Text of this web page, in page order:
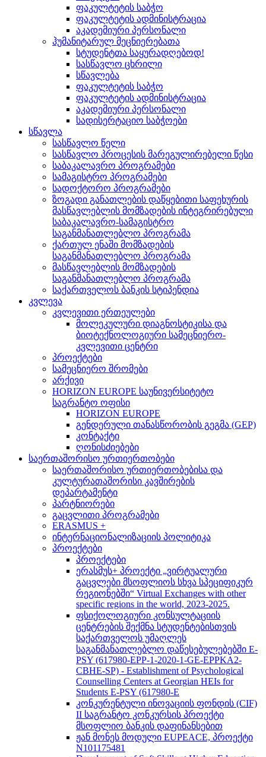
ფაკულტეტის საბჭო
ფაკულტეტის ადმინისტრაცია
აკადემიური პერსონალი
ჰუმანიტარულ მეცნიერებათა
სტუდენტთა საყურადღებოდ!
სასწავლო ცხრილი
სწავლება
ფაკულტეტის საბჭო
ფაკულტეტის ადმინისტრაცია
აკადემიური პერსონალი
სადისერტაციო საბჭოები
სწავლა
სასწავლო წელი
სასწავლო პროცესის მარეგულირებელი წესი
საბაკალავრო პროგრამები
სამაგისტრო პროგრამები
სადოქტორო პროგრამები
ზოგადი განათლების დაწყებითი საფეხურის
მასწავლებლის მომზადების ინტეგრირებული
საბაკალავრო-სამაგისტრო
საგანმანათლებლო პროგრამა
ქართულ ენაში მომზადების
საგანმანათლებლო პროგრამა
მასწავლებლის მომზადების
საგანმანათლებლო პროგრამა
საქართველოს ბანკის სტიპენდია
კვლევა
კვლევითი ერთეულები
მოლეკულური დიაგნოსტიკისა და
ბიოტექნოლოგიური სამეცნიერო-
კვლევითი ცენტრი
პროექტები
სამეცნიერო შრომები
არქივი
HORIZON EUROPE საუნივერსიტეტო
საგრანტო ოფისი
HORIZON EUROPE
გენდერული თანასწორობის გეგმა (GEP)
კონტაქტი
ღონისძიებები
საერთაშორისო ურთიერთობები
საერთაშორისო ურთიერთობებისა და
კულტურათაშორისი კავშირების
დეპარტამენტი
პარტნიორები
გაცვლითი პროგრამები
ERASMUS +
ინტერნაციონალიზაციის პოლიტიკა
პროექტები
პროექტები
ერასმუს+ პროექტი „ვირტუალური
გაცვლები მსოფლიოს სხვა სპეციფიკურ
რეგიონებში“ Virtual Exchanges with other
specific regions in the world, 2023-2025.
ფსიქოლოგიური კონსულტაციის
ცენტრების შექმნა სტუდენტებისთვის
საქართველოს უმაღლეს
საგანმანათლებლო დაწესებულებებში E-
PSY (617980-EPP-1-2020-1-GE-EPPKA2-
CBHE-SP) - Establishment of Psychological
Counselling Centers at Georgian HEIs for
Students E-PSY (617980-E
კონკურენტული ინოვაციის ფონდის (CIF)
II საგრანტო კონკურსის პროექტი
მსოფლიო ბანკის დაფინანსებით
ჟან მონეს მოდული EUPEACE, პროექტი
N101175481